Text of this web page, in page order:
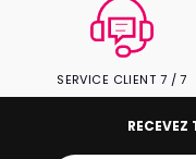
SERVICE CLIENT 7 / 7